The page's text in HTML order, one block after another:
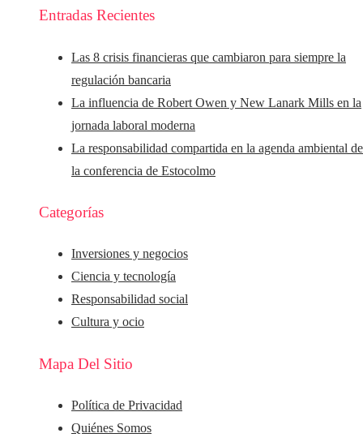
Entradas Recientes
Las 8 crisis financieras que cambiaron para siempre la
regulación bancaria
La influencia de Robert Owen y New Lanark Mills en la
jornada laboral moderna
La responsabilidad compartida en la agenda ambiental
la conferencia de Estocolmo
Categorías
Inversiones y negocios
Ciencia y tecnología
Responsabilidad social
Cultura y ocio
Mapa Del Sitio
Política de Privacidad
Quiénes Somos